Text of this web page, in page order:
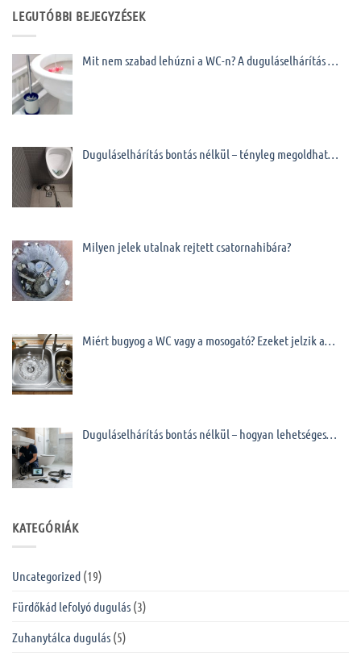
LEGUTÓBBI BEJEGYZÉSEK
Mit nem szabad lehúzni a WC-n? A duguláselhárítás …
Duguláselhárítás bontás nélkül – tényleg megoldhat…
Milyen jelek utalnak rejtett csatornahibára?
Miért bugyog a WC vagy a mosogató? Ezeket jelzik a…
Duguláselhárítás bontás nélkül – hogyan lehetséges…
KATEGÓRIÁK
Uncategorized (19)
Fürdőkád lefolyó dugulás (3)
Zuhanytálca dugulás (5)